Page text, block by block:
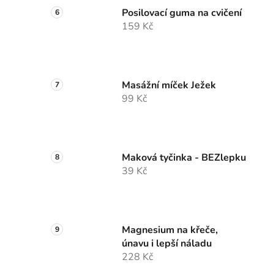
Posilovací guma na cvičení
159 Kč
Masážní míček Ježek
99 Kč
Maková tyčinka - BEZlepku
39 Kč
Magnesium na křeče,
únavu i lepší náladu
228 Kč